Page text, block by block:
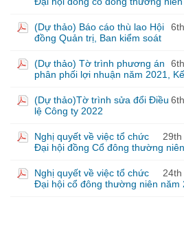
(Dự thảo) Báo cáo thù lao Hội
đồng Quản trị, Ban kiểm soát
(Dự thảo) Tờ trình phương án
phân phối lợi nhuận năm 2021,
(Dự thảo)Tờ trình sửa đổi Điều
lệ Công ty 2022
Nghị quyết về việc tổ chức
Đại hội đồng Cổ đông thường
Nghị quyết về việc tổ chức
Đại hội cổ đông thường niên năm